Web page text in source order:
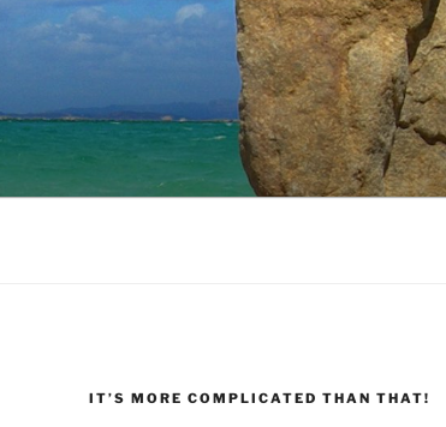
IT’S MORE COMPLICATED THAN THAT!